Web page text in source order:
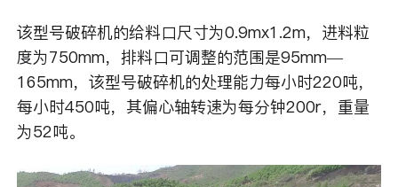
该型号破碎机的给料口尺寸为0.9mx1.2m，进料粒
度为750mm，排料口可调整的范围是95mm—
165mm，该型号破碎机的处理能力每小时220吨，
每小时450吨，其偏心轴转速为每分钟200r，重量
为52吨。